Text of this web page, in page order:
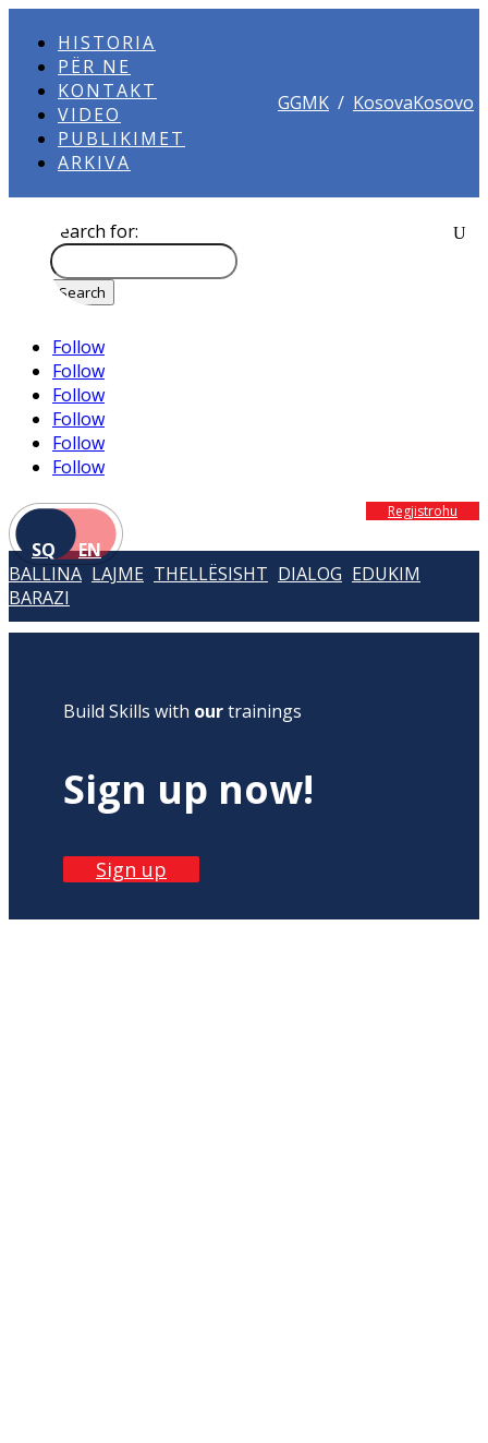
HISTORIA
PËR NE
KONTAKT
VIDEO
PUBLIKIMET
ARKIVA
GGMK / KosovaKosovo
Search for:
Follow
Follow
Follow
Follow
Follow
Follow
SQ EN
Regjistrohu
BALLINA LAJME THELLËSISHT DIALOG EDUKIM
BARAZI
Build Skills with ourtrainings
Sign up now!
Sign up